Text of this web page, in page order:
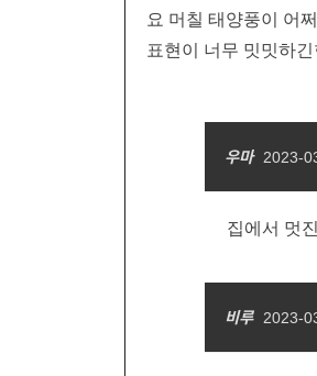
요 머칠 태양풍이 어
표현이 너무 밋밋하
우마 2023-
집에서 멋
비루 2023-